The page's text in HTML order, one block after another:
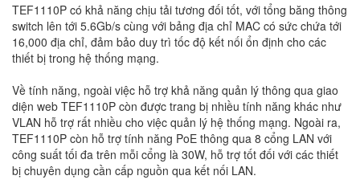
TEF1110P có khả năng chịu tải tương đối tốt, với tổng băng thông
switch lên tới 5.6Gb/s cùng với bảng địa chỉ MAC có sức chứa tới
16,000 địa chỉ, đảm bảo duy trì tốc độ kết nối ổn định cho các
thiết bị trong hệ thống mạng.
Về tính năng, ngoài việc hỗ trợ khả năng quản lý thông qua giao
diện web TEF1110P còn được trang bị nhiều tính năng khác như
VLAN hỗ trợ rất nhiều cho việc quản lý hệ thống mạng. Ngoài ra,
TEF1110P còn hỗ trợ tính năng PoE thông qua 8 cổng LAN với
công suất tối đa trên mỗi cổng là 30W, hỗ trợ tốt đối với các thiết
bị chuyên dụng cần cấp nguồn qua kết nối LAN.